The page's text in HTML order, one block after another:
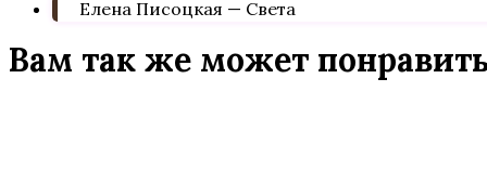
Елена Писоцкая — Света
Вам так же может